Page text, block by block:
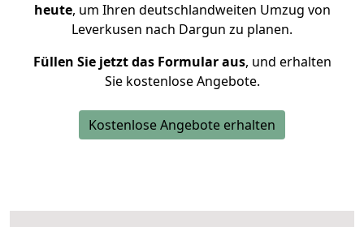
heute, um Ihren deutschlandweiten Umzug von
Leverkusen nach Dargun zu planen.
Füllen Sie jetzt das Formular aus, und erhalten
Sie kostenlose Angebote.
Kostenlose Angebote erhalten